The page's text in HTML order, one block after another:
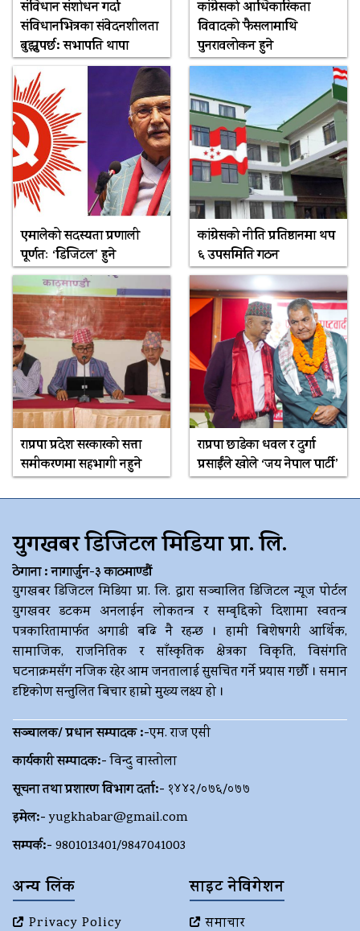
संविधान संशोधन गर्दा
संविधानभित्रका संवेदनशीलता
बुझ्नुपर्छ: सभापति थापा
कांग्रेसको आधिकारिकता
विवादको फैसलामाथि
पुनरावलोकन हुने
एमालेको सदस्यता प्रणाली
पूर्णतः ‘डिजिटल’ हुने
कांग्रेसको नीति प्रतिष्ठानमा थप
६ उपसमिति गठन
राप्रपा प्रदेश सरकारको सत्ता
समीकरणमा सहभागी नहुने
राप्रपा छाडेका धवल र दुर्गा
प्रसाईंले खोले ‘जय नेपाल पार्टी’
युगखबर डिजिटल मिडिया प्रा. लि.
ठेगाना : नागार्जुन-३ काठमाण्डौं
युगखबर डिजिटल मिडिया प्रा. लि. द्धारा सञ्चालित डिजिटल न्यूज पोर्टल
युगखवर डटकम अनलाईन लोकतन्त्र र सम्बृद्दिको दिशामा स्वतन्त्र
पत्रकारितामार्फत अगाडी बढि नै रहन्छ । हामी बिशेषगरी आर्थिक,
सामाजिक, राजनितिक र साँस्कृतिक क्षेत्रका विकृति, विसंगति
घटनाक्रमसँग नजिक रहेर आम जनतालाई सुसचित गर्ने प्रयास गर्छौ । समान
दृष्टिकोण सन्तुलित बिचार हाम्रो मुख्य लक्ष्य हो ।
सञ्चालक/ प्रधान सम्पादक :-एम. राज एसी
कार्यकारी सम्पादक:-विन्दु वास्तोला
सूचना तथा प्रशारण विभाग दर्ता:- १४४२/०७६/०७७
इमेल:- yugkhabar@gmail.com
सम्पर्क:- 9801013401/9847041003
अन्य लिंक
Privacy Policy
साइट नेविगेशन
समाचार